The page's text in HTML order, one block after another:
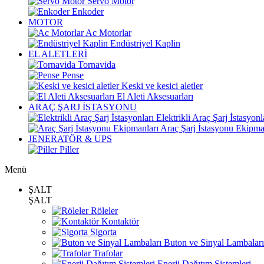
Enkoder
MOTOR
Ac Motorlar
Endüstriyel Kaplin
EL ALETLERİ
Tornavida
Pense
Keski ve kesici aletler
El Aleti Aksesuarları
ARAÇ ŞARJ İSTASYONU
Elektrikli Araç Şarj
Araç Şarj İstasyonu
JENERATÖR & UPS
Piller
Menü
ŞALT
ŞALT
Röleler
Kontaktör
Sigorta
Buton ve Sinyal Lambaları
Trafolar